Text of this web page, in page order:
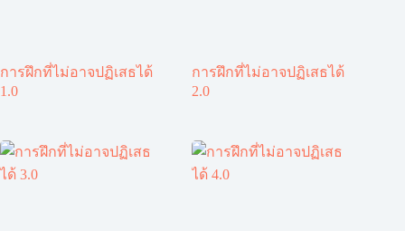
การฝึกที่ไม่อาจปฏิเสธได้
1.0
การฝึกที่ไม่อาจปฏิเสธได้
2.0